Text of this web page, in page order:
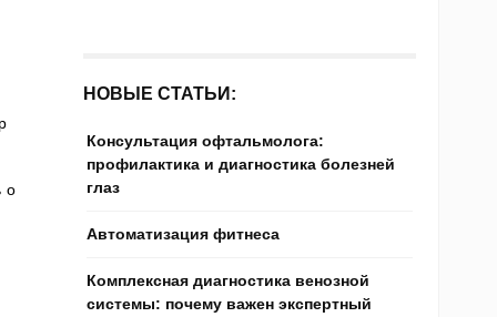
о
НОВЫЕ СТАТЬИ:
Консультация офтальмолога:
профилактика и диагностика болезней
глаз
Автоматизация фитнеса
Комплексная диагностика венозной
системы: почему важен экспертный